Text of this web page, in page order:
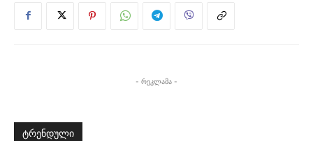
- რეკლამა -
ტრენდული